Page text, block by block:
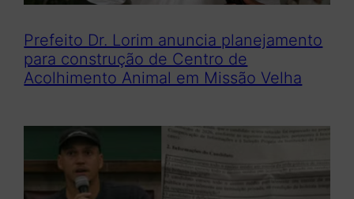
Prefeito Dr. Lorim anuncia planejamento
para construção de Centro de
Acolhimento Animal em Missão Velha